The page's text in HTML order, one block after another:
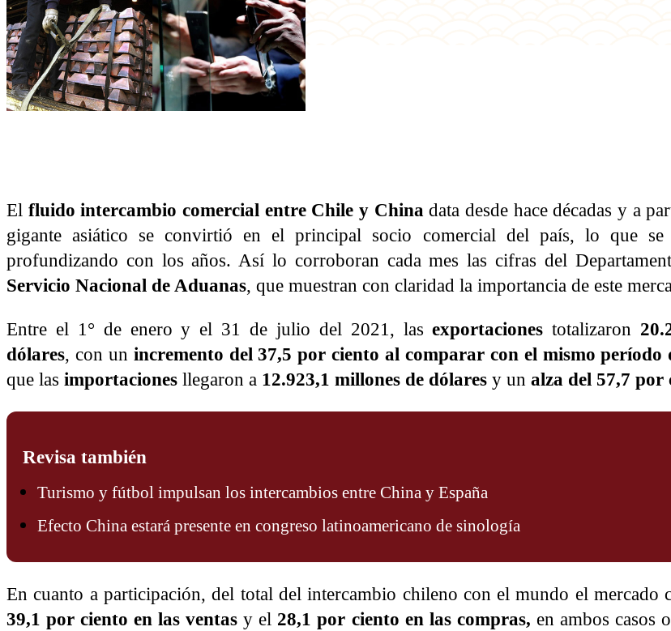
El fluido intercambio comercial entre Chile y China data desde hace décadas y a
gigante asiático se convirtió en el principal socio comercial del país, lo que
profundizando con los años. Así lo corroboran cada mes las cifras del
Servicio Nacional de Aduanas, que muestran con claridad la importancia de este
Entre el 1° de enero y el 31 de julio del 2021, lasexportaciones totalizaron
dólares, con un incremento del 37,5 por ciento al comparar con el mismo período
que las importaciones llegaron a 12.923,1 millones de dólares y un alza del 57,7 por
Revisa también
Turismo y fútbol impulsan los intercambios entre China y España
Efecto China estará presente en congreso latinoamericano de sinología
En cuanto a participación, del total del intercambio chileno con el mundo el mercado
39,1 por ciento en las ventas y el 28,1 por ciento en las compras, en ambos casos